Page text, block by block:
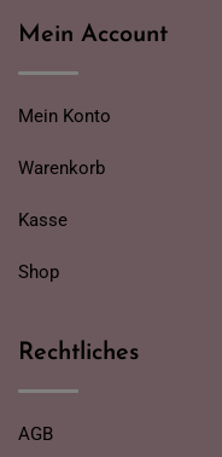
Mein Account
Mein Konto
Warenkorb
Kasse
Shop
Rechtliches
AGB